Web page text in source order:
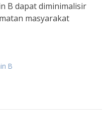
B dapat diminimalisir
masyarakat
B